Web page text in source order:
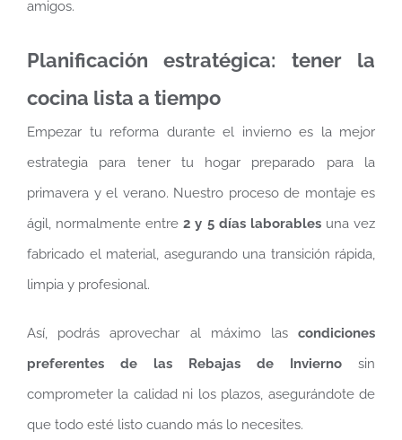
amigos.
Planificación estratégica: tener la
cocina lista a tiempo
Empezar tu reforma durante el invierno es la mejor
estrategia para tener tu hogar preparado para la
primavera y el verano. Nuestro proceso de montaje es
ágil, normalmente entre2 y 5 días laborablesuna vez
fabricado el material, asegurando una transición rápida,
limpia y profesional.
Así, podrás aprovechar al máximo las condiciones
preferentes de las Rebajas de Invierno sin
comprometer la calidad ni los plazos, asegurándote de
que todo esté listo cuando más lo necesites.